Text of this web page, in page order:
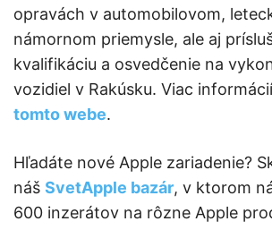
opravách v automobilovom,
námornom priemysle, ale aj
kvalifikáciu a osvedčenie na
vozidiel v Rakúsku. Viac
tomto webe.
Hľadáte nové Apple zariadenie?
náš SvetApple bazár, v ktorom
600 inzerátov na rôzne Apple